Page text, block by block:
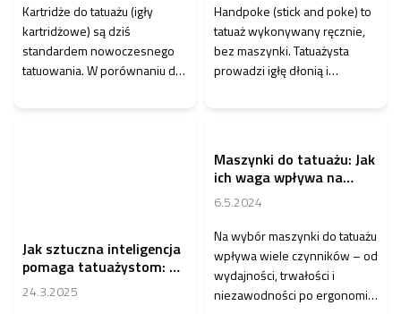
Kartridże do tatuażu (igły
kartridżowe) są dziś
standardem nowoczesnego
tatuowania. W porównaniu do
Handpoke (stick and poke) to
tatuaż wykonywany ręcznie,
bez maszynki. Tatuażysta
prowadzi igłę dłonią i
Jak sztuczna inteligencja
pomaga tatuażystom: Od
projektowania po
marketing
24.3.2025
Maszynki do tatuażu: Jak
ich waga wpływa na
pracę artystów
6.5.2024
Na wybór maszynki do tatuażu
wpływa wiele czynników – od
wydajności, trwałości i
niezawodności po ergonomię